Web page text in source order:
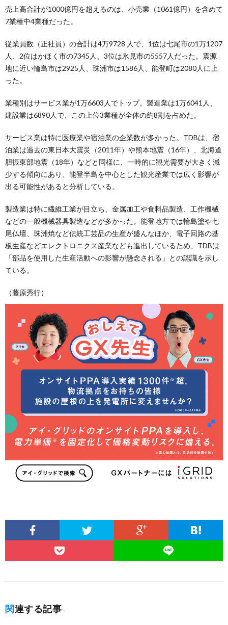
売上高合計が1000億円を超えるのは、小売業（1061億円）を含めて
7業種中4業種だった。
従業員数（正社員）の合計は4万9728 人で、1位は七尾市の1万1207
人、2位はかほく市の7345人、3位は氷見市の5557人だった。震源
地に近い輪島市は2925人、珠洲市は1586人、能登町は2080人に上
った。
業種別はサービス業が1万6603人でトップ。製造業は1万6041人、
建設業は6890人で、この上位3業種が全体の約8割を占めた。
サービス業は特に医療業や宿泊業の企業数が多かった。TDBは、宿
泊業は過去の東日本大震災（2011年）や熊本地震（16年）、北海道
胆振東部地震（18年）などと同様に、一時的に観光需要が大きく減
少する傾向にあり、能登半島を中心とした観光産業では広く影響が
出る可能性があると分析している。
製造業は特に繊維工業が目立ち、金属加工や食料品製造、工作機械
などの一般機械器具製造などが多かった。能登地方では輪島塗や七
尾仏壇、珠洲焼など伝統工芸品の生産が盛んなほか、電子回路の基
板生産などエレクトロニクス産業なども進出しているため、TDBは
「部品を使用した生産活動への影響が懸念される」との認識を示し
ている。
（藤原秀行）
関連する記事